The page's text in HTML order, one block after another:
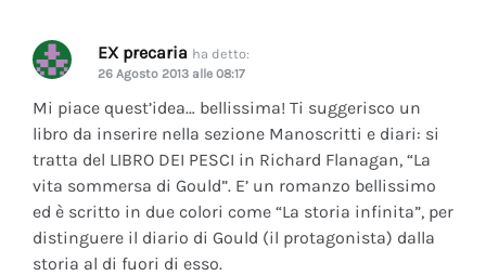
EX precaria ha detto:
26 Agosto 2013 alle 08:17
Mi piace quest’idea… bellissima! Ti suggerisco un
libro da inserire nella sezione Manoscritti e diari: si
tratta del LIBRO DEI PESCI in Richard Flanagan, “La
vita sommersa di Gould”. E’ un romanzo bellissimo
ed è scritto in due colori come “La storia infinita”, per
distinguere il diario di Gould (il protagonista) dalla
storia al di fuori di esso.